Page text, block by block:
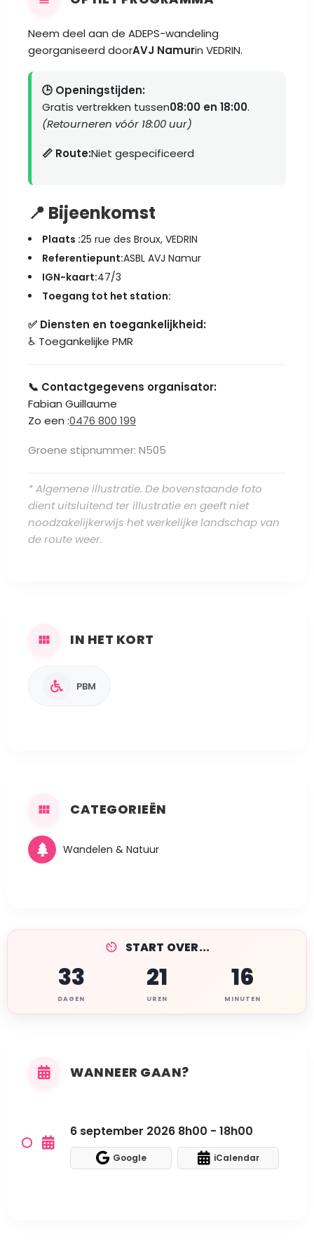
Neem deel aan de ADEPS-wandeling
georganiseerd doorAVJ Namurin VEDRIN.
🕒 Openingstijden:
Gratis vertrekken tussen08:00 en 18:00.
(Retourneren vóór 18:00 uur)
📏 Route:Niet gespecificeerd
📍 Bijeenkomst
Plaats :25 rue des Broux, VEDRIN
Referentiepunt:ASBL AVJ Namur
IGN-kaart:47/3
Toegang tot het station:
✅ Diensten en toegankelijkheid:
♿ Toegankelijke PMR
📞 Contactgegevens organisator:
Fabian Guillaume
Zo een :0476 800 199
Groene stipnummer: N505
* Algemene illustratie. De bovenstaande foto
dient uitsluitend ter illustratie en geeft niet
noodzakelijkerwijs het werkelijke landschap van
de route weer.
IN HET KORT
PBM
CATEGORIEËN
Wandelen & Natuur
START OVER...
33
DAGEN
21
UREN
16
MINUTEN
WANNEER GAAN?
6 september 2026 8h00 - 18h00
Google iCalendar